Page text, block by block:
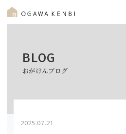
BLOG
おがけんブログ
2025.07.21